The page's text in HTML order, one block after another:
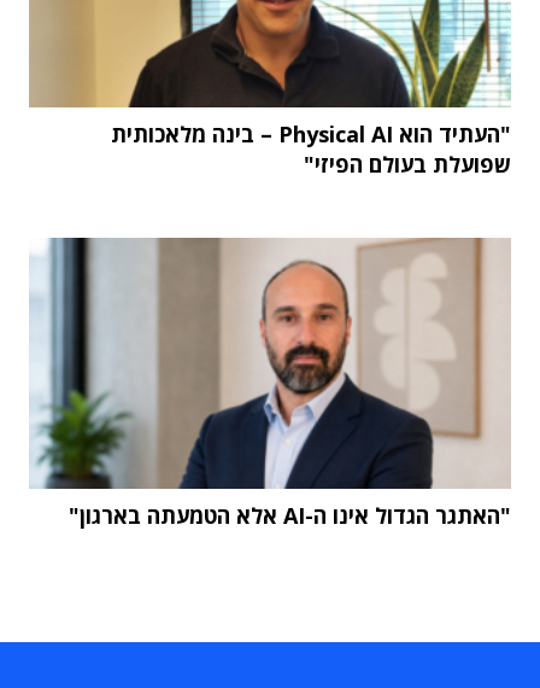
"העתיד הוא Physical AI – בינה מלאכותית
שפועלת בעולם הפיזי"
"האתגר הגדול אינו ה-AI אלא הטמעתה בארגון"